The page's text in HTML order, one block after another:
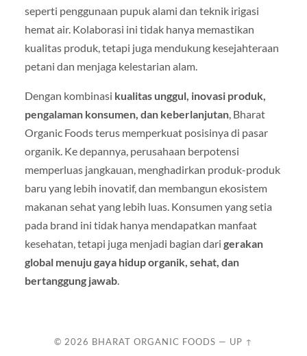
seperti penggunaan pupuk alami dan teknik irigasi
hemat air. Kolaborasi ini tidak hanya memastikan
kualitas produk, tetapi juga mendukung kesejahteraan
petani dan menjaga kelestarian alam.
Dengan kombinasi kualitas unggul, inovasi produk,
pengalaman konsumen, dan keberlanjutan, Bharat
Organic Foods terus memperkuat posisinya di pasar
organik. Ke depannya, perusahaan berpotensi
memperluas jangkauan, menghadirkan produk-produk
baru yang lebih inovatif, dan membangun ekosistem
makanan sehat yang lebih luas. Konsumen yang setia
pada brand ini tidak hanya mendapatkan manfaat
kesehatan, tetapi juga menjadi bagian dari gerakan
global menuju gaya hidup organik, sehat, dan
bertanggung jawab.
© 2026 BHARAT ORGANIC FOODS — UP ↑